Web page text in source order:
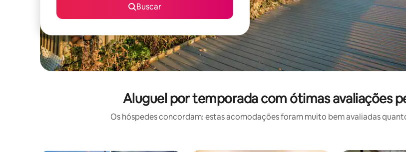
Buscar
Aluguel por temporada com ótimas avaliações
Os hóspedes concordam: estas acomodações foram muito bem avaliadas